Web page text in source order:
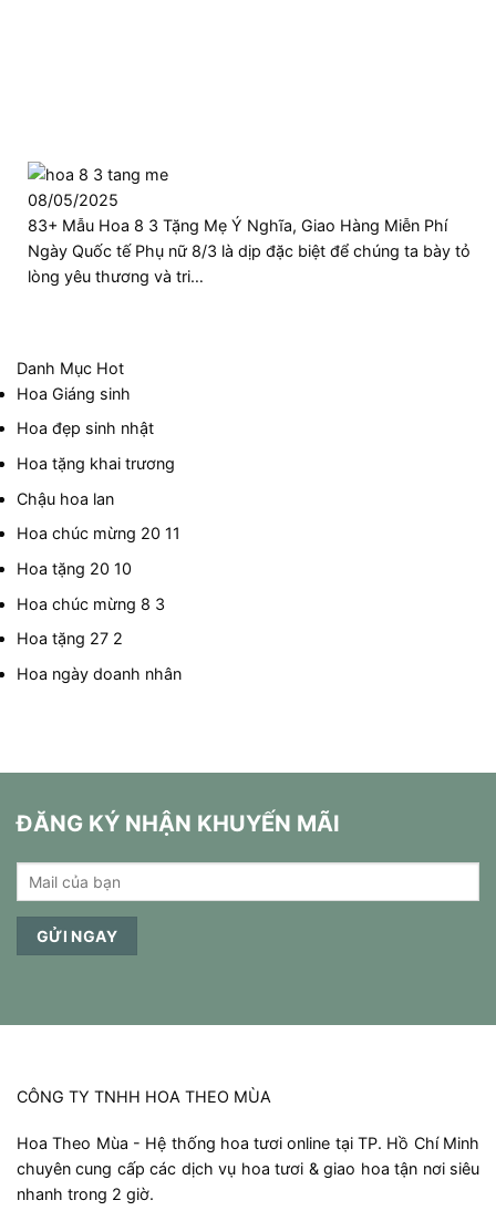
08/05/2025
83+ Mẫu Hoa 8 3 Tặng Mẹ Ý Nghĩa, Giao Hàng Miễn Phí
Ngày Quốc tế Phụ nữ 8/3 là dịp đặc biệt để chúng ta bày tỏ
lòng yêu thương và tri…
Danh Mục Hot
Hoa Giáng sinh
Hoa đẹp sinh nhật
Hoa tặng khai trương
Chậu hoa lan
Hoa chúc mừng 20 11
Hoa tặng 20 10
Hoa chúc mừng 8 3
Hoa tặng 27 2
Hoa ngày doanh nhân
ĐĂNG KÝ NHẬN KHUYẾN MÃI
CÔNG TY TNHH HOA THEO MÙA
Hoa Theo Mùa - Hệ thống hoa tươi online tại TP. Hồ Chí Minh
chuyên cung cấp các dịch vụ hoa tươi & giao hoa tận nơi siêu
nhanh trong 2 giờ.